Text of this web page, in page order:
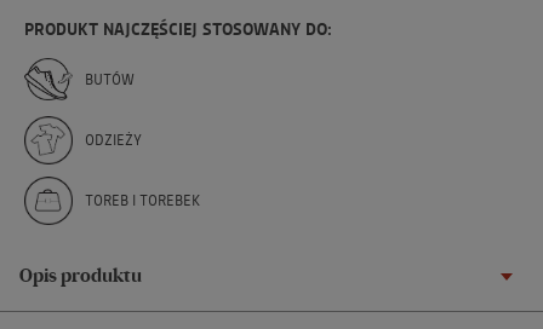
PRODUKT NAJCZĘŚCIEJ STOSOWANY DO:
BUTÓW
ODZIEŻY
TOREB I TOREBEK
Opis produktu